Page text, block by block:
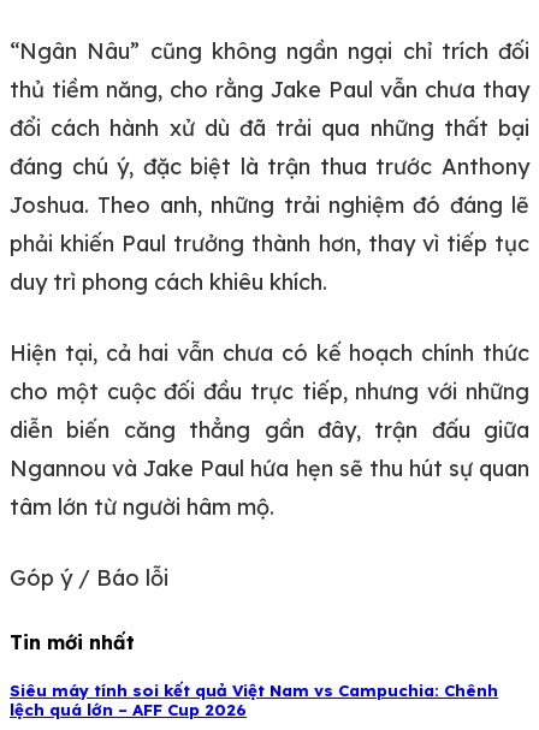
“Ngân Nâu” cũng không ngần ngại chỉ trích đối
thủ tiềm năng, cho rằng Jake Paul vẫn chưa thay
đổi cách hành xử dù đã trải qua những thất bại
đáng chú ý, đặc biệt là trận thua trước Anthony
Joshua. Theo anh, những trải nghiệm đó đáng lẽ
phải khiến Paul trưởng thành hơn, thay vì tiếp tục
duy trì phong cách khiêu khích.
Hiện tại, cả hai vẫn chưa có kế hoạch chính thức
cho một cuộc đối đầu trực tiếp, nhưng với những
diễn biến căng thẳng gần đây, trận đấu giữa
Ngannou và Jake Paul hứa hẹn sẽ thu hút sự quan
tâm lớn từ người hâm mộ.
Góp ý / Báo lỗi
Tin mới nhất
Siêu máy tính soi kết quả Việt Nam vs Campuchia: Chênh
lệch quá lớn – AFF Cup 2026